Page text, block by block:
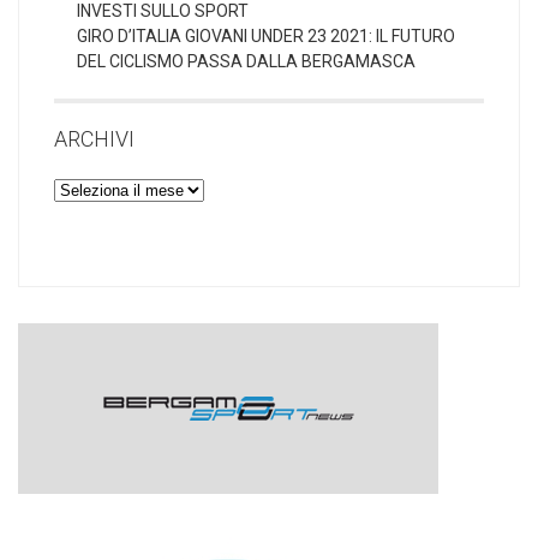
INVESTI SULLO SPORT
GIRO D’ITALIA GIOVANI UNDER 23 2021: IL FUTURO
DEL CICLISMO PASSA DALLA BERGAMASCA
ARCHIVI
Archivi